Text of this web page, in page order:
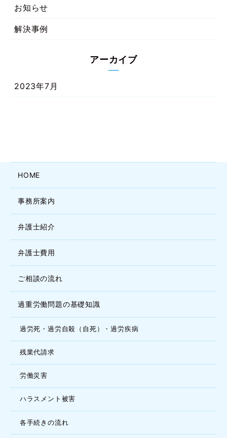
お知らせ
解決事例
アーカイブ
2023年7月
HOME
事務所案内
弁護士紹介
弁護士費用
ご相談の流れ
過重労働問題の基礎知識
過労死・過労自殺（自死）・過労疾病
残業代請求
労働災害
ハラスメント被害
各手続きの流れ